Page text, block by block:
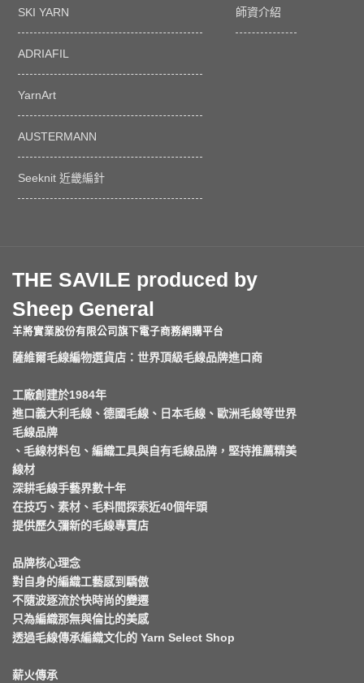
SKI YARN
ADRIAFIL
YarnArt
AUSTERMANN
Seeknit 近畿編針
師資介紹
THE SAVILE produced by
Sheep General
羊將實業股份有限公司旗下電子商務網購平台
薩維爾毛線編物選貨店：世界頂級毛線品牌進口商
工廠創建於1984年
進口義大利毛線、德國毛線、日本毛線、歐洲毛線等世界
毛線品牌
、毛線材料包、編織工具與自有毛線品牌，堅持推薦精美
線材
深耕毛線手藝界數十年
在技巧、素材、毛料間探索近40個年頭
提供歷久彌新的毛線專賣店
品牌核心理念
對自身的編織工藝感到驕傲
不隨波逐流於快時尚的變遷
只為編織那無與倫比的美感
透過毛線傳承編織文化的 Yarn Select Shop
薪火傳承